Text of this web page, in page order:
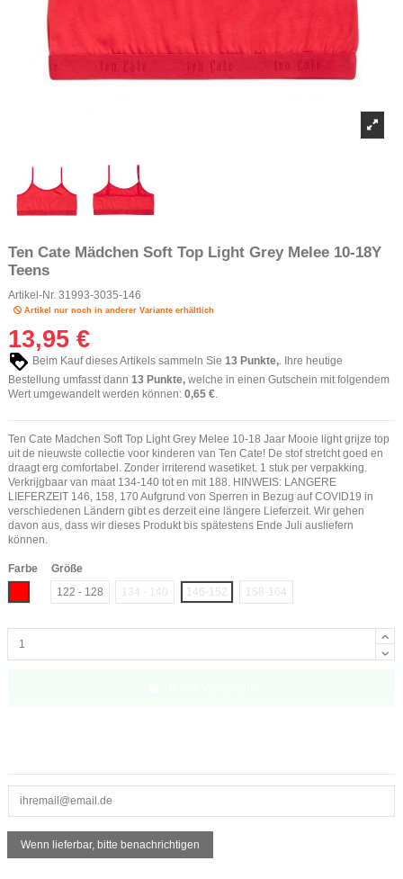
Ten Cate Mädchen Soft Top Light Grey Melee 10-18Y
Teens
Artikel-Nr. 31993-3035-146
Artikel nur noch in anderer Variante erhältlich
13,95 €
Beim Kauf dieses Artikels sammeln Sie 13 Punkte,. Ihre heutige
Bestellung umfasst dann 13 Punkte, welche in einen Gutschein mit folgendem
Wert umgewandelt werden können: 0,65 €.
Ten Cate Madchen Soft Top Light Grey Melee 10-18 Jaar Mooie light grijze top
uit de nieuwste collectie voor kinderen van Ten Cate! De stof stretcht goed en
draagt erg comfortabel. Zonder irriterend wasetiket. 1 stuk per verpakking.
Verkrijgbaar van maat 134-140 tot en mit 188. HINWEIS: LANGERE
LIEFERZEIT 146, 158, 170 Aufgrund von Sperren in Bezug auf COVID19 in
verschiedenen Ländern gibt es derzeit eine längere Lieferzeit. Wir gehen
davon aus, dass wir dieses Produkt bis spätestens Ende Juli ausliefern
können.
Farbe
Größe
122 - 128
134 - 140 146-152 158-164